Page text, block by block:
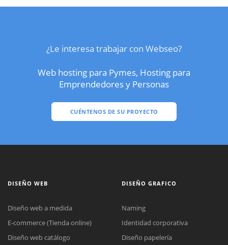
¿Le interesa trabajar con Webseo?
Web hosting para Pymes, Hosting para
Emprendedores y Personas
CUÉNTENOS DE SU PROYECTO
DISEÑO WEB
Diseño web a medida
E-commerce (Tienda online)
Diseño web catálogo
DISEÑO GRAFICO
Naming
Identidad corporativa
Diseño papelería